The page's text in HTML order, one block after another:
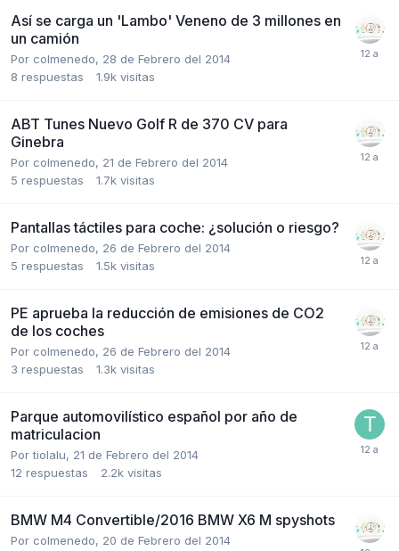
Así se carga un 'Lambo' Veneno de 3 millones en
un camión
Por colmenedo, 28 de Febrero del 2014
8 respuestas 1.9k visitas
ABT Tunes Nuevo Golf R de 370 CV para
Ginebra
Por colmenedo, 21 de Febrero del 2014
5 respuestas 1.7k visitas
Pantallas táctiles para coche: ¿solución o riesgo?
Por colmenedo, 26 de Febrero del 2014
5 respuestas 1.5k visitas
PE aprueba la reducción de emisiones de CO2
de los coches
Por colmenedo, 26 de Febrero del 2014
3 respuestas 1.3k visitas
Parque automovilístico español por año de
matriculacion
Portiolalu, 21 de Febrero del 2014
12 respuestas 2.2k visitas
BMW M4 Convertible/2016 BMW X6 M spyshots
Por colmenedo, 20 de Febrero del 2014